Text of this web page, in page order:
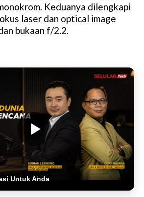
Keduanya dilengkapi
laser dan optical image
bukaan f/2.2.
Untuk Anda